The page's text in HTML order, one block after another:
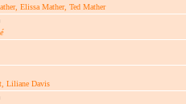
Elissa Mather, Ted Mather
Liliane Davis